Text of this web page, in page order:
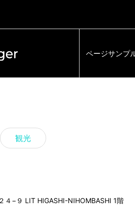
ページサンプ
観光
−９ LIT HIGASHI-NIHOMBASHI 1階